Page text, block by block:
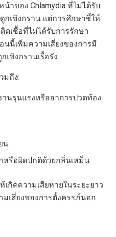
ของ Chlamydia ที่ไม่ได้รับ
กเชิงกราน แต่การศึกษาชี้ให้
ดเชื้อที่ไม่ได้รับการรักษา
นี้เพิ่มความเสี่ยงของการมี
เชิงกรานเรื้อรัง
มถึง:
านรุนแรงหรืออาการปวดท้อง
น
รือผิดปกติด้วยกลิ่นเหม็น
กิดความเสียหายในระยะยาว
เสี่ยงของการตั้งครรภ์นอก